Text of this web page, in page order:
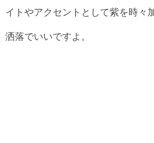
イトやアクセントとして紫を時々
洒落でいいですよ。